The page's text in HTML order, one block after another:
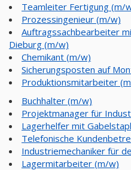
Teamleiter Fertigung (m/
Prozessingenieur (m/w)
Auftragssachbearbeiter
Dieburg (m/w)
Chemikant (m/w)
Sicherungsposten auf
Produktionsmitarbeiter
Buchhalter (m/w)
Projektmanager für
Lagerhelfer mit
Telefonische
Industriemechaniker für
Lagermitarbeiter (m/w)